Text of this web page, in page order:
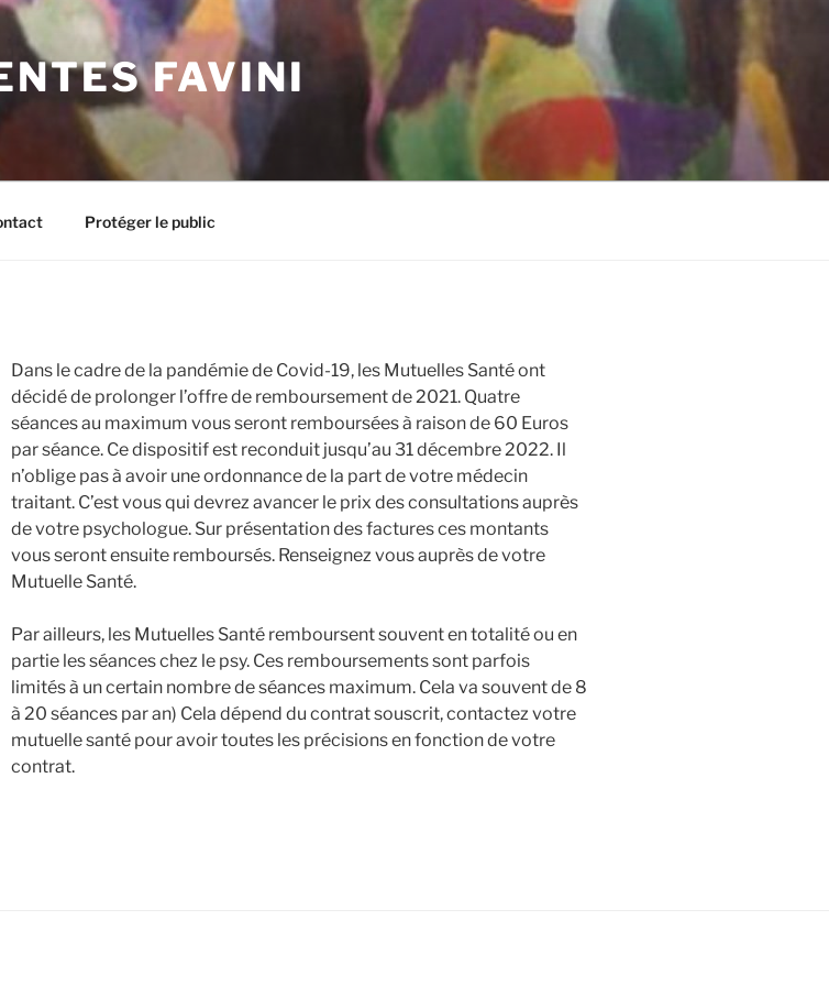
FAVINI
Protéger le public
Dans le cadre de la pandémie de Covid-19, les Mutuelles Santé ont
décidé de prolonger l’offre de remboursement de 2021. Quatre
séances au maximum vous seront remboursées à raison de 60 Euros
par séance. Ce dispositif est reconduit jusqu’au 31 décembre 2022. Il
n’oblige pas à avoir une ordonnance de la part de votre médecin
traitant. C’est vous qui devrez avancer le prix des consultations auprès
de votre psychologue. Sur présentation des factures ces montants
vous seront ensuite remboursés. Renseignez vous auprès de votre
Mutuelle Santé.
Par ailleurs, les Mutuelles Santé remboursent souvent en totalité ou en
partie les séances chez le psy. Ces remboursements sont parfois
limités à un certain nombre de séances maximum. Cela va souvent de 8
à 20 séances par an) Cela dépend du contrat souscrit, contactez votre
mutuelle santé pour avoir toutes les précisions en fonction de votre
contrat.